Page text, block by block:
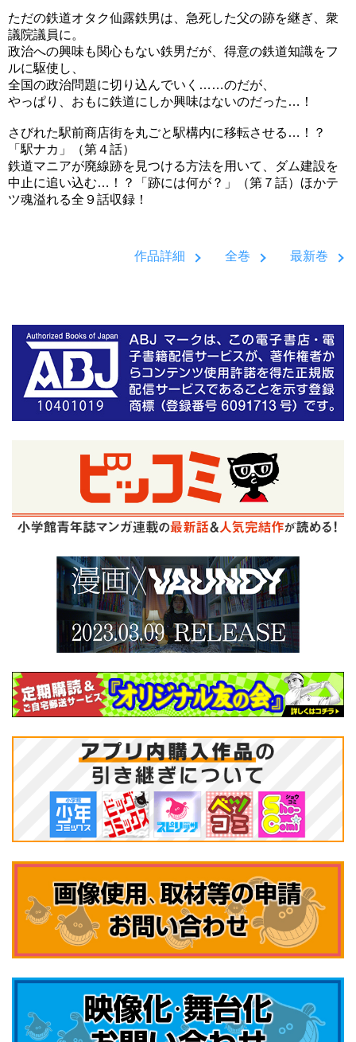
ただの鉄道オタク仙露鉄男は、急死した父の跡を継ぎ、衆
議院議員に。
政治への興味も関心もない鉄男だが、得意の鉄道知識をフ
ルに駆使し、
全国の政治問題に切り込んでいく……のだが、
やっぱり、おもに鉄道にしか興味はないのだった…！
さびれた駅前商店街を丸ごと駅構内に移転させる…！？
「駅ナカ」（第４話）
鉄道マニアが廃線跡を見つける方法を用いて、ダム建設を
中止に追い込む…！？「跡には何が？」（第７話）ほかテ
ツ魂溢れる全９話収録！
作品詳細 全巻 最新巻